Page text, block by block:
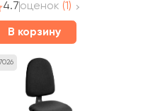
4.7оценок (1)
В корзину